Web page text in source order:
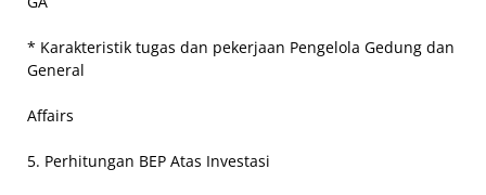
* Karakteristik tugas dan pekerjaan Pengelola Gedung dan
General
Affairs
5. Perhitungan BEP Atas Investasi